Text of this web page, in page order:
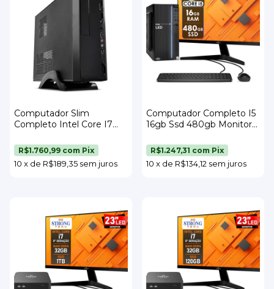
Computador Slim
Completo Intel Core I7
Tech
10 x de R$189,35 sem juros
R$1.760,99 com Pix
Computador Completo I5
16gb Ssd 480gb Monitor
10 x de R$134,12 sem juros
R$1.247,31 com Pix